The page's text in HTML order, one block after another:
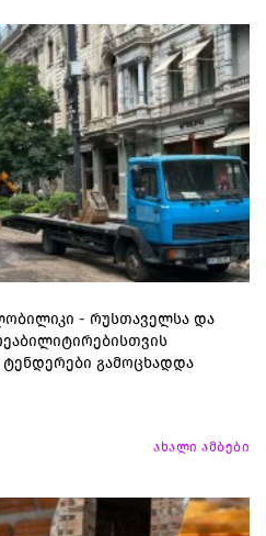
- რუსთაველსა და
გამოცხადდა
ახალი ამბები